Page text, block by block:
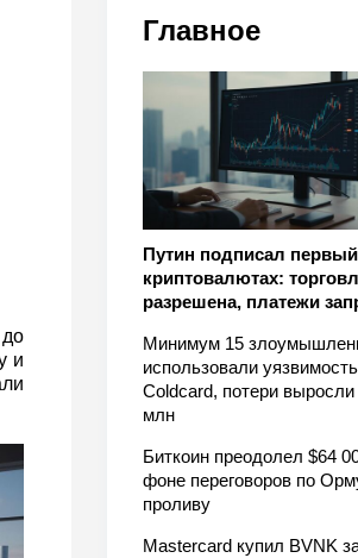
Главное
Путин подписал первый
криптовалютах:
разрешена, платежи
Минимум 15
использовали уязвимость
Coldcard, потери
млн
Биткоин преодолел $64
фоне переговоров по
проливу
Mastercard купил BVNK
и